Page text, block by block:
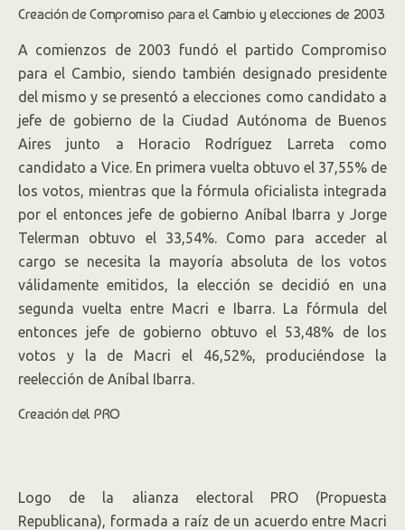
Creación de Compromiso para el Cambio y elecciones de 2003
A comienzos de 2003 fundó el partido Compromiso
para el Cambio, siendo también designado presidente
del mismo y se presentó a elecciones como candidato a
jefe de gobierno de la Ciudad Autónoma de Buenos
Aires junto a Horacio Rodríguez Larreta como
candidato a Vice. En primera vuelta obtuvo el 37,55% de
los votos, mientras que la fórmula oficialista integrada
por el entonces jefe de gobierno Aníbal Ibarra y Jorge
Telerman obtuvo el 33,54%. Como para acceder al
cargo se necesita la mayoría absoluta de los votos
válidamente emitidos, la elección se decidió en una
segunda vuelta entre Macri e Ibarra. La fórmula del
entonces jefe de gobierno obtuvo el 53,48% de los
votos y la de Macri el 46,52%, produciéndose la
reelección de Aníbal Ibarra.
Creación del PRO
Logo de la alianza electoral PRO (Propuesta
Republicana), formada a raíz de un acuerdo entre Macri